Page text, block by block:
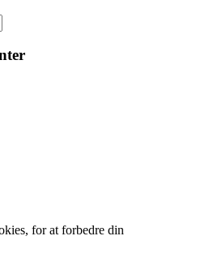
for at forbedre din